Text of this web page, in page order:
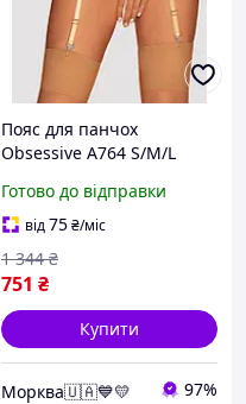
Пояс для панчох
Obsessive A764 S/M/L
для дорослих
Готово до відправки
від75₴/міс
751 ₴
1 344 ₴
Купити
Морква🇺🇦💙💛 97%